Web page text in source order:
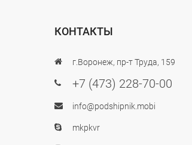
КОНТАКТЫ
г.Воронеж, пр-т Труда, 159
+7 (473) 228-70-00
info@podshipnik.mobi
mkpkvr